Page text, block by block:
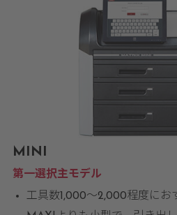
MINI
第一選択主モデル
工具数1,000〜2,000程度にお